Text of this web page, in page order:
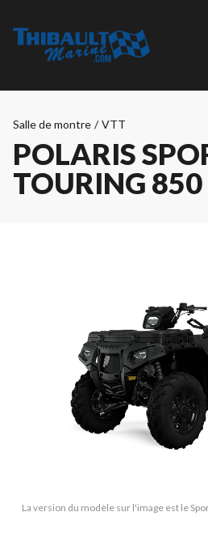
Salle de montre / VTT
POLARIS
TOURING
La version du modèle sur l'image est le